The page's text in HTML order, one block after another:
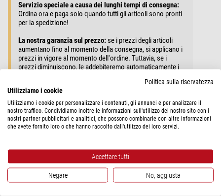
Servizio speciale a causa dei lunghi tempi di consegna:
Ordina ora e paga solo quando tutti gli articoli sono pronti
per la spedizione!
La nostra garanzia sul prezzo:se i prezzi degli articoli
aumentano fino al momento della consegna, si applicano i
prezzi in vigore al momento dell'ordine. Tuttavia, se i
prezzi diminuiscono, le addebiteremo automaticamente i
AGGIUNGI AL CARRELLO
DESCRIZIONE PRODOTTO
Politica sulla riservatezza
Utilizziamo i cookie
Utilizziamo i cookie per personalizzare i contenuti, gli annunci e per analizzare il
nostro traffico. Condividiamo inoltre le informazioni sull'utilizzo del nostro sito con i
nostri partner pubblicitari e analitici, che possono combinarle con altre informazioni
che avete fornito loro o che hanno raccolto dall'utilizzo dei loro servizi.
Accettare tutti
Negare No, aggiusta